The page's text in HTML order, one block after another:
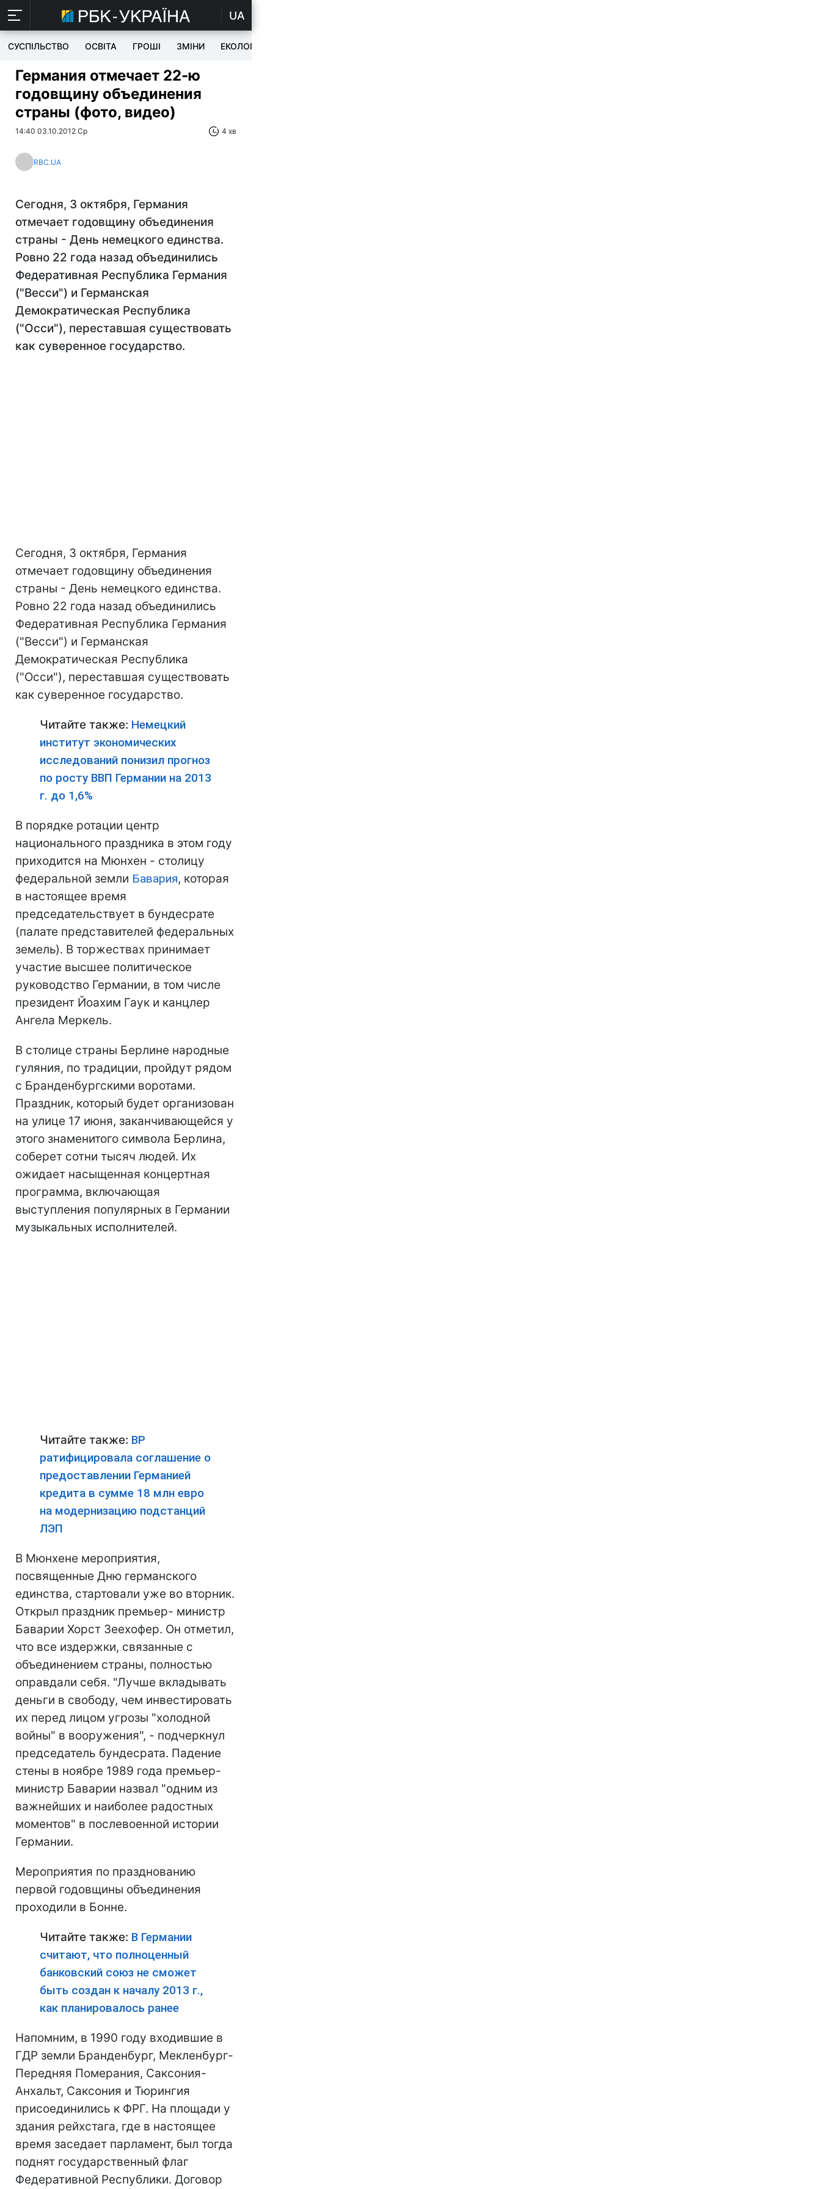
UA
СУСПІЛЬСТВО ОСВІТА ГРОШІ ЗМІНИ ЕКОЛОГІЯ
Германия отмечает 22-ю
годовщину объединения
страны (фото, видео)
14:40 03.10.2012 Ср 4 хв
RBC.UA
Сегодня, 3 октября, Германия
отмечает годовщину объединения
страны - День немецкого единства.
Ровно 22 года назад объединились
Федеративная Республика Германия
("Весси") и Германская
Демократическая Республика
("Осси"), переставшая существовать
как суверенное государство.
Сегодня, 3 октября, Германия
отмечает годовщину объединения
страны - День немецкого единства.
Ровно 22 года назад объединились
Федеративная Республика Германия
("Весси") и Германская
Демократическая Республика
("Осси"), переставшая существовать
как суверенное государство.
Читайте также: Немецкий
институт экономических
исследований понизил прогноз
по росту ВВП Германии на 2013
г. до 1,6%
В порядке ротации центр
национального праздника в этом году
приходится на Мюнхен - столицу
федеральной земли Бавария, которая
в настоящее время
председательствует в бундесрате
(палате представителей федеральных
земель). В торжествах принимает
участие высшее политическое
руководство Германии, в том числе
президент Йоахим Гаук и канцлер
Ангела Меркель.
В столице страны Берлине народные
гуляния, по традиции, пройдут рядом
с Бранденбургскими воротами.
Праздник, который будет организован
на улице 17 июня, заканчивающейся у
этого знаменитого символа Берлина,
соберет сотни тысяч людей. Их
ожидает насыщенная концертная
программа, включающая
выступления популярных в Германии
музыкальных исполнителей.
Читайте также: ВР
ратифицировала соглашение о
предоставлении Германией
кредита в сумме 18 млн евро
на модернизацию подстанций
ЛЭП
В Мюнхене мероприятия,
посвященные Дню германского
единства, стартовали уже во вторник.
Открыл праздник премьер- министр
Баварии Хорст Зеехофер. Он отметил,
что все издержки, связанные с
объединением страны, полностью
оправдали себя. "Лучше вкладывать
деньги в свободу, чем инвестировать
их перед лицом угрозы "холодной
войны" в вооружения", - подчеркнул
председатель бундесрата. Падение
стены в ноябре 1989 года премьер-
министр Баварии назвал "одним из
важнейших и наиболее радостных
моментов" в послевоенной истории
Германии.
Мероприятия по празднованию
первой годовщины объединения
проходили в Бонне.
Читайте также: В Германии
считают, что полноценный
банковский союз не сможет
быть создан к началу 2013 г.,
как планировалось ранее
Напомним, в 1990 году входившие в
ГДР земли Бранденбург, Мекленбург-
Передняя Померания, Саксония-
Анхальт, Саксония и Тюрингия
присоединились к ФРГ. На площади у
здания рейхстага, где в настоящее
время заседает парламент, был тогда
поднят государственный флаг
Федеративной Республики. Договор